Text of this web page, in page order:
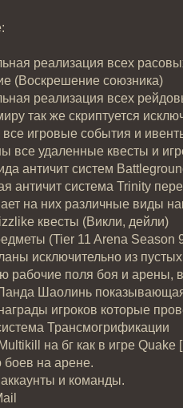
реализация всех
(Воскрешение союзника)
реализация всех
так же скриптуется
все игровые события и
все удаленные квесты и
античит систем
античит система Trinity
на них различные виды
квесты (Викли, дейли)
(Tier 11 Arena Season
исключительно из
рабочие поля боя и арены,
Шаолинь
игроков которые
Трансмогрификации
на бг как в игре
боев на арене.
и команды.